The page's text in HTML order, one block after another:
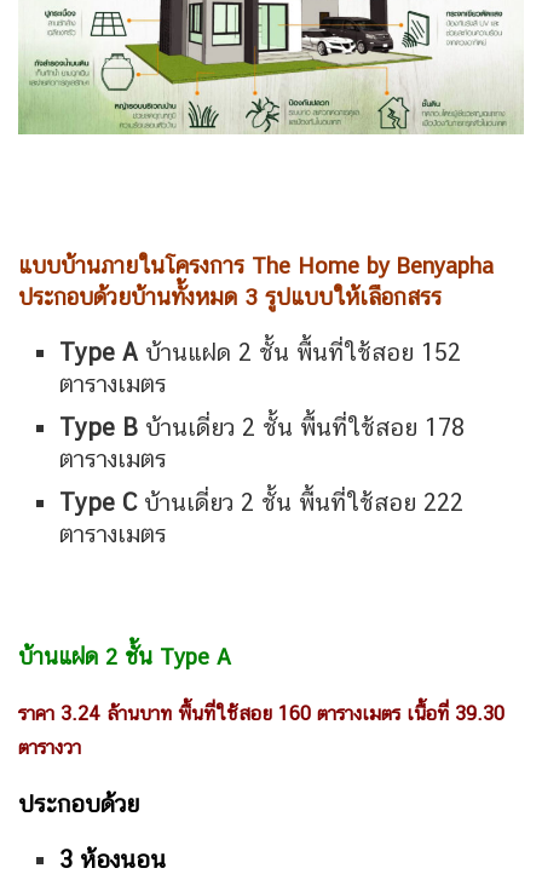
แบบบ้านภายในโครงการ The Home by Benyapha
ประกอบด้วยบ้านทั้งหมด 3 รูปแบบให้เลือกสรร
Type A บ้านแฝด 2 ชั้น พื้นที่ใช้สอย 152
ตารางเมตร
Type B บ้านเดี่ยว 2 ชั้น พื้นที่ใช้สอย 178
ตารางเมตร
Type C บ้านเดี่ยว 2 ชั้น พื้นที่ใช้สอย 222
ตารางเมตร
บ้านแฝด 2 ชั้น Type A
ราคา 3.24 ล้านบาท พื้นที่ใช้สอย 160 ตารางเมตร เนื้อที่ 39.30
ตารางวา
ประกอบด้วย
3 ห้องนอน